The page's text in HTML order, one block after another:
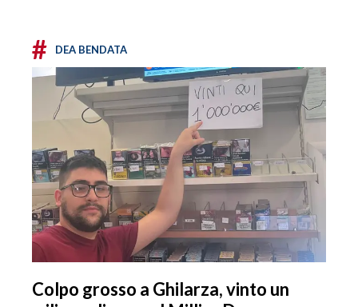
# DEA BENDATA
Colpo grosso a Ghilarza, vinto un